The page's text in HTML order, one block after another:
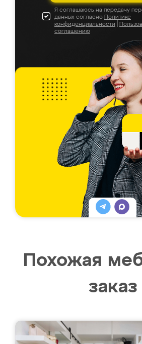
Я соглашаюсь на передачу
данных согласно Политике
конфиденциальности
соглашению
Похожая
заказ